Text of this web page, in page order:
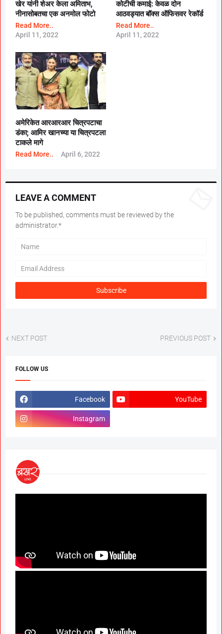
खेर यांनी शेअर केला अमिताभ,
नीनासोबतचा एक अनमोल फोटो
Read More..
April 11, 2022
कोटीची कमाई: केवळ दोन
आठवड्यात बॉक्स ऑफिसवर रेकॉर्ड
Read More..
April 11, 2022
अमेरिकेत आरआरआर चित्रपटाचा
डंका; आमिर खानच्या या चित्रपटला
टाकले मागे
Read More.. April 6, 2022
LEAVE A COMMENT
To be published, comments must be reviewed by the
administrator.*
NEXT POST PREVIOUS POST
FOLLOW US
Facebook YouTube
Instagram